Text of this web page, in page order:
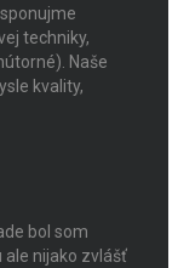
techniky,
Naše
kvality,
bol som
ale nijako zvlášť